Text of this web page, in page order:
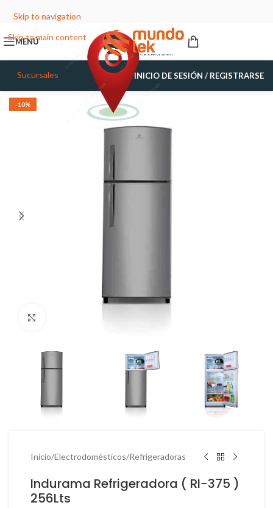
Skip to navigation
Skip to main content
MENÚ
Sucursales INICIO DE SESIÓN / REGISTRARSE
-10%
Inicio/Electrodomésticos/Refrigeradoras
Indurama Refrigeradora ( RI-375 )
256Lts